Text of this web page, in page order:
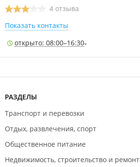
4 отзыва
Показать контакты
открыто: 08:00–16:30
РАЗДЕЛЫ
Транспорт и перевозки
Отдых, развлечения, спорт
Общественное питание
Недвижимость, строительство и ремонт